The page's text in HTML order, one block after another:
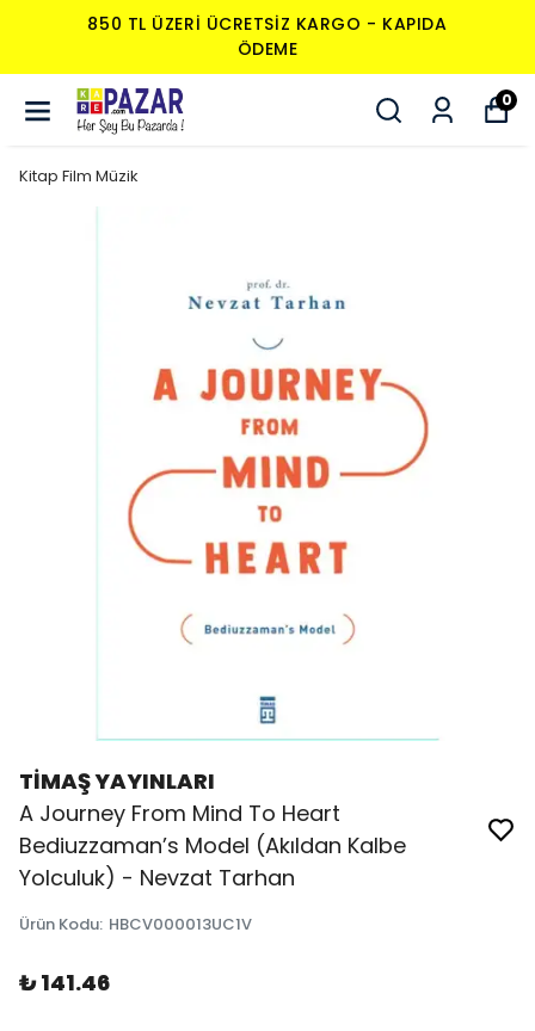
850 TL ÜZERI ÜCRETSIZ KARGO - KAPIDA
ÖDEME
0
Kitap Film Müzik
TİMAŞ YAYINLARI
A Journey From Mind To Heart
Bediuzzaman’s Model (Akıldan Kalbe
Yolculuk) - Nevzat Tarhan
Ürün Kodu: HBCV000013UC1V
₺ 141.46